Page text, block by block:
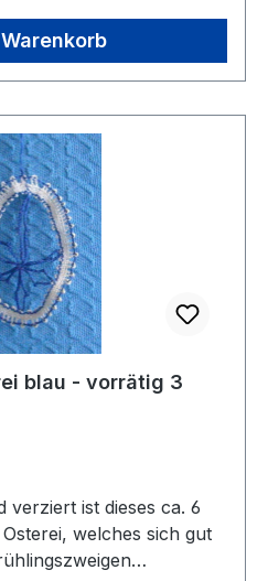
blau - vorrätig 3
verziert ist dieses ca. 6
welches sich gut